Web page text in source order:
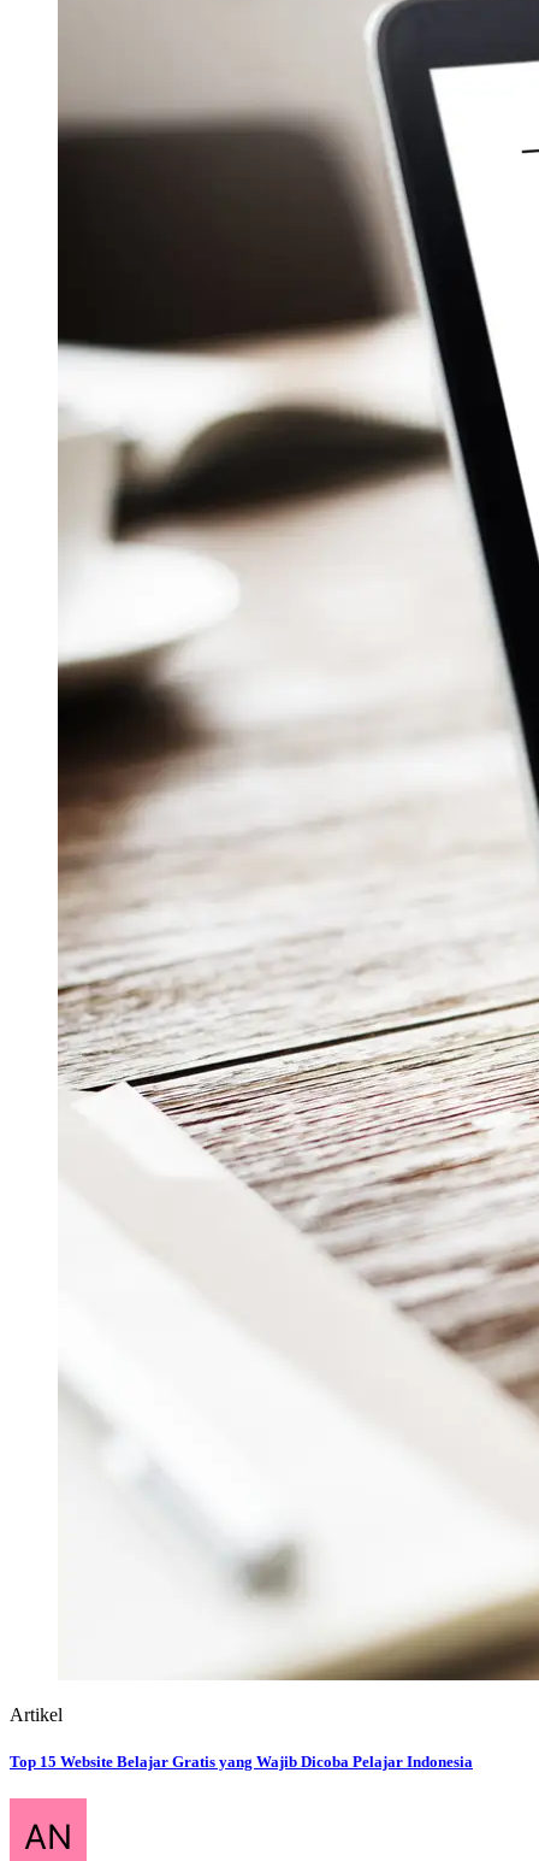
Artikel
Top 15 Website Belajar Gratis yang Wajib Dicoba Pelajar Indonesia